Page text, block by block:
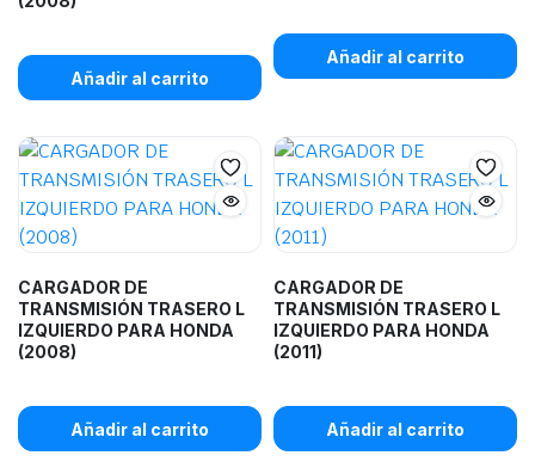
Añadir al carrito
Añadir al carrito
CARGADOR DE
TRANSMISIÓN TRASERO L
IZQUIERDO PARA HONDA
(2008)
Añadir al carrito
CARGADOR DE
TRANSMISIÓN TRASERO L
IZQUIERDO PARA HONDA
(2011)
Añadir al carrito